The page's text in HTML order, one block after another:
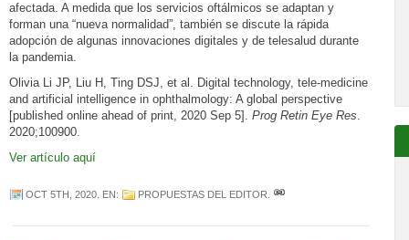
afectada. A medida que los servicios oftálmicos se adaptan y
forman una “nueva normalidad”, también se discute la rápida
adopción de algunas innovaciones digitales y de telesalud durante
la pandemia.
Olivia Li JP, Liu H, Ting DSJ, et al. Digital technology, tele-medicine
and artificial intelligence in ophthalmology: A global perspective
[published online ahead of print, 2020 Sep 5]. Prog Retin Eye Res.
2020;100900.
Ver artículo aquí
OCT 5TH, 2020 . EN: PROPUESTAS DEL EDITOR